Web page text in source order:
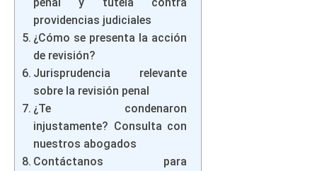
providencias judiciales
¿Cómo se presenta la acción
de revisión?
Jurisprudencia relevante
sobre la revisión penal
¿Te condenaron
injustamente? Consulta con
nuestros abogados
Contáctanos para